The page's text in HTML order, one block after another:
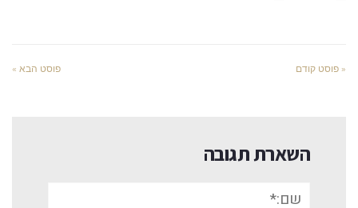
« פוסט קודם פוסט הבא »
השארת תגובה